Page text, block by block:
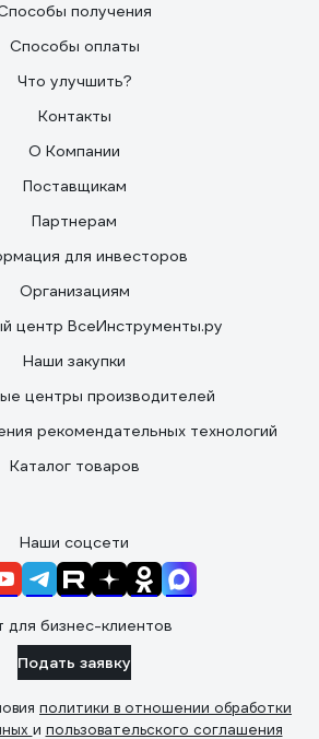
получения
Способы оплаты
Что улучшить?
Контакты
О Компании
Поставщикам
Партнерам
для инвесторов
Организациям
центр ВсеИнструменты.ру
Наши закупки
центры производителей
рекомендательных технологий
Каталог товаров
Наши соцсети
для бизнес-клиентов
Подать заявку
политики в отношении обработки
и пользовательского соглашения